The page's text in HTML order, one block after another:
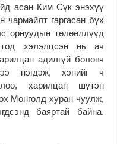
асан Ким Сүк энэхүү
чармайлт гаргасан бүх
орнуудын төлөөллүүд
хэлэлцсэн нь ач
адилгүй боловч
нэгдэж, хэнийг ч
харилцан шүтэн
Монголд хуран чуулж,
баяртай байна.